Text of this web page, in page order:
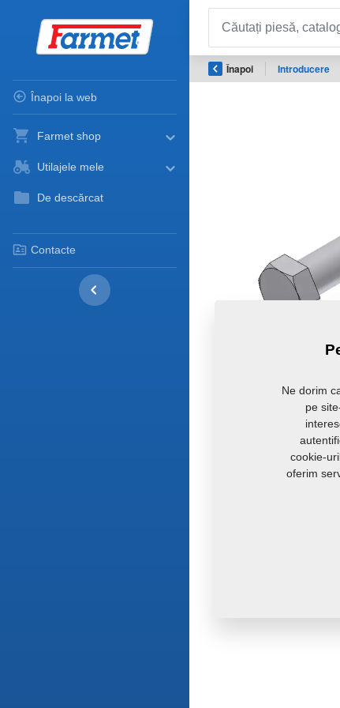
Înapoi la web
Farmet shop
Utilajele mele
De descărcat
Contacte
Înapoi Introducere
Ne dorim
pe
cookie-
oferim